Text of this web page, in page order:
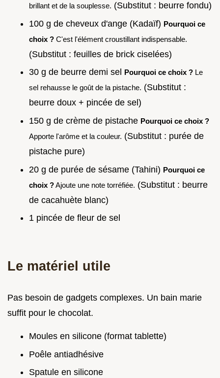
brillant et de la souplesse. (Substitut : beurre fondu)
100 g de cheveux d'ange (Kadaïf) Pourquoi ce
choix ? C'est l'élément croustillant indispensable.
(Substitut : feuilles de brick ciselées)
30 g de beurre demi sel Pourquoi ce choix ? Le
sel rehausse le goût de la pistache. (Substitut :
beurre doux + pincée de sel)
150 g de crème de pistache Pourquoi ce choix ?
Apporte l'arôme et la couleur. (Substitut : purée de
pistache pure)
20 g de purée de sésame (Tahini) Pourquoi ce
choix ?Ajoute une note torréfiée. (Substitut : beurre
de cacahuète blanc)
1 pincée de fleur de sel
Le matériel utile
Pas besoin de gadgets complexes. Un bain marie
suffit pour le chocolat.
Moules en silicone (format tablette)
Poêle antiadhésive
Spatule en silicone